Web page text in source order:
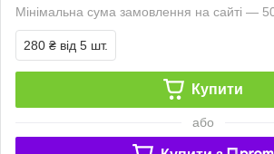
Мінімальна сума замовлення на сайті —
280 ₴ від 5 шт.
Купити
або